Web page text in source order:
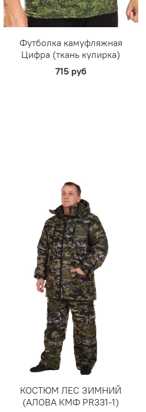
Футболка камуфляжная
Цифра (ткань кулирка)
715 руб
КОСТЮМ ЛЕС ЗИМНИЙ
(АЛОВА КМФ PR331-1)